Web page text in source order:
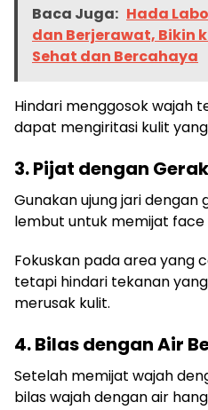
Baca Juga: Hada
dan Berjerawat, Bikin
Sehat dan Bercahaya
Hindari menggosok wajah
dapat mengiritasi kulit
3. Pijat dengan
Gunakan ujung jari
lembut untuk memijat face
Fokuskan pada area yang
tetapi hindari tekanan
merusak kulit.
4. Bilas dengan Air
Setelah memijat wajah
bilas wajah dengan air